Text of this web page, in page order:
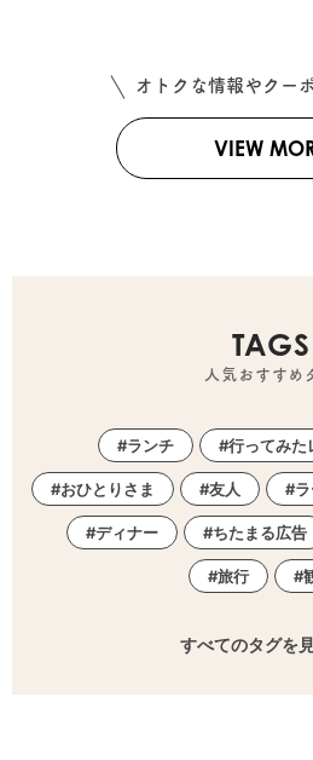
オトクな情報やクー
VIEW
TAGS
人気おすすめ
ランチ 行ってみた
おひとりさま 友人
ディナー ちたまる広告
旅行
すべてのタグを